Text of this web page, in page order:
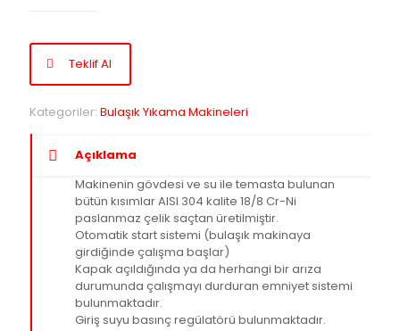
Teklif Al
Kategoriler: Bulaşık Yıkama Makineleri
Açıklama
Makinenin gövdesi ve su ile temasta bulunan
bütün kısımlar AISI 304 kalite 18/8 Cr-Ni
paslanmaz çelik saçtan üretilmiştir.
Otomatik start sistemi (bulaşık makinaya
girdiğinde çalışma başlar)
Kapak açıldığında ya da herhangi bir arıza
durumunda çalışmayı durduran emniyet sistemi
bulunmaktadır.
Giriş suyu basınç regülatörü bulunmaktadır.